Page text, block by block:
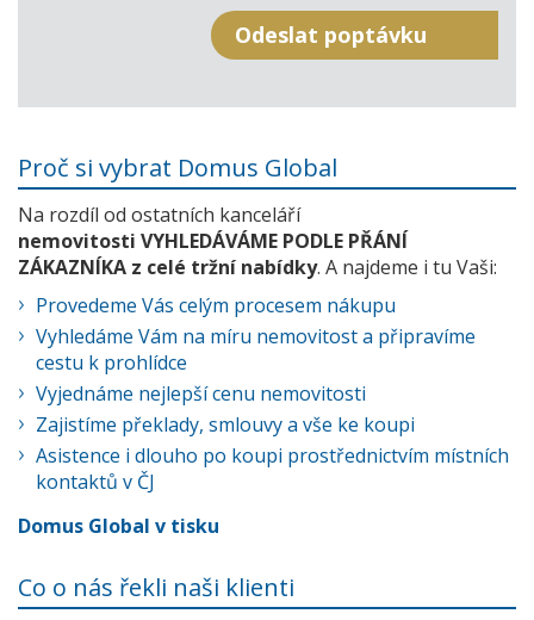
Proč si vybrat Domus Global
Na rozdíl od ostatních kanceláří
nemovitosti VYHLEDÁVÁME PODLE PŘÁNÍ
ZÁKAZNÍKA z celé tržní nabídky. A najdeme i tu Vaši:
Provedeme Vás celým procesem nákupu
Vyhledáme Vám na míru nemovitost a připravíme
cestu k prohlídce
Vyjednáme nejlepší cenu nemovitosti
Zajistíme překlady, smlouvy a vše ke koupi
Asistence i dlouho po koupi prostřednictvím místních
kontaktů v ČJ
Domus Global v tisku
Co o nás řekli naši klienti